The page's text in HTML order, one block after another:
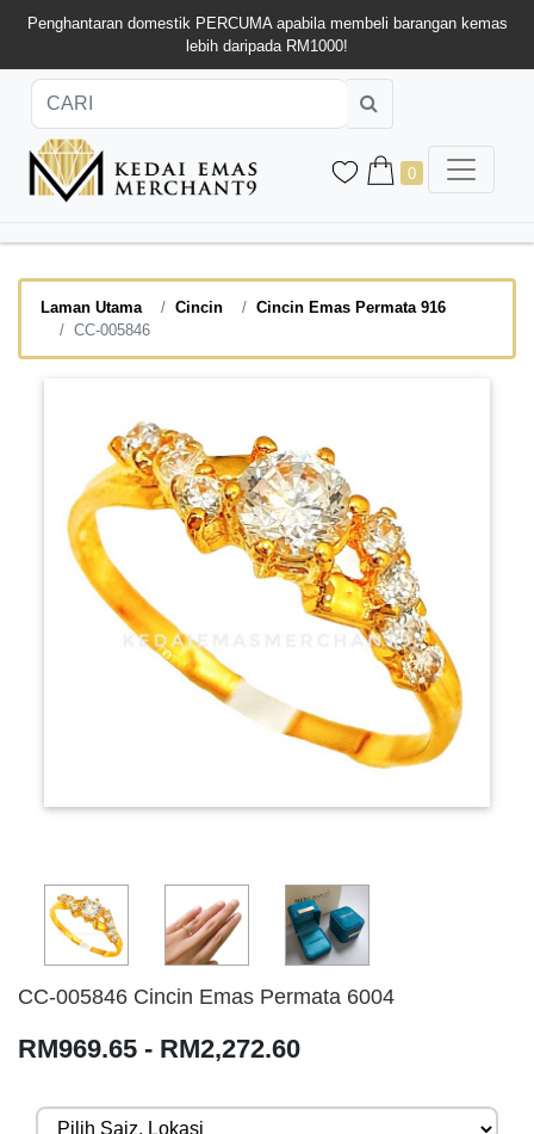
Penghantaran domestik PERCUMA apabila membeli barangan kemas
lebih daripada RM1000!
0
Laman Utama Cincin
Cincin Emas Permata 916
CC-005846
CC-005846 Cincin Emas Permata 6004
RM969.65 - RM2,272.60